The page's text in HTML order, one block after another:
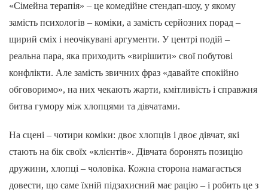
«Сімейна терапія» – це комедійне стендап-шоу, у якому
замість психологів – коміки, а замість серйозних порад –
щирий сміх і неочікувані аргументи. У центрі подій –
реальна пара, яка приходить «вирішити» свої побутові
конфлікти. Але замість звичних фраз «давайте спокійно
обговоримо», на них чекають жарти, кмітливість і справжня
битва гумору між хлопцями та дівчатами.
На сцені – чотири коміки: двоє хлопців і двоє дівчат, які
стають на бік своїх «клієнтів». Дівчата боронять позицію
дружини, хлопці – чоловіка. Кожна сторона намагається
довести, що саме їхній підзахисний має рацію – і робить це з